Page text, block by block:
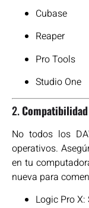
Cubase
Reaper
Pro Tools
Studio One
2.
No todos los
operativos.
en tu
nueva para
Logic Pro